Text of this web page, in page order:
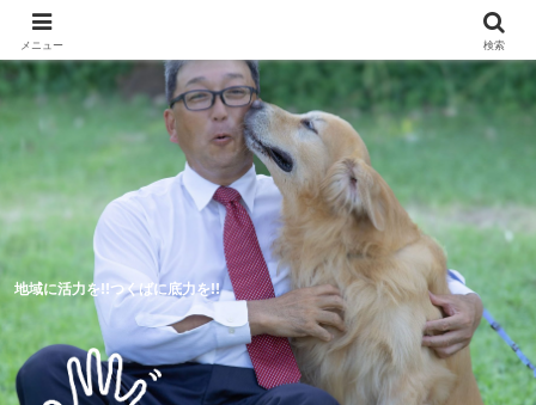
地域に活力を!!つくばに底力を!!
メニュー 検索